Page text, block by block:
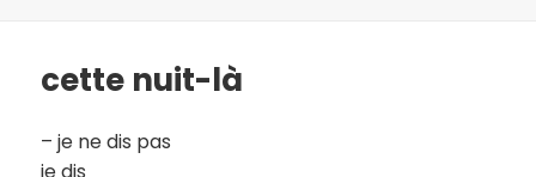
cette nuit-là
– je ne dis pas
je dis